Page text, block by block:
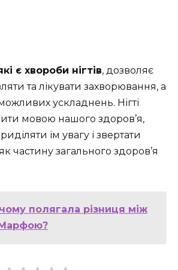
є хвороби нігтів, дозволяє
та лікувати захворювання, а
ускладнень. Нігті
мовою нашого здоров’я,
їм увагу і звертати
частину загального здоров’я
полягала різниця між